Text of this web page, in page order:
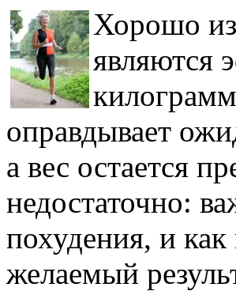
Хорошо
являются
оправдывает
а вес остается
недостаточно:
похудения, и
желаемый